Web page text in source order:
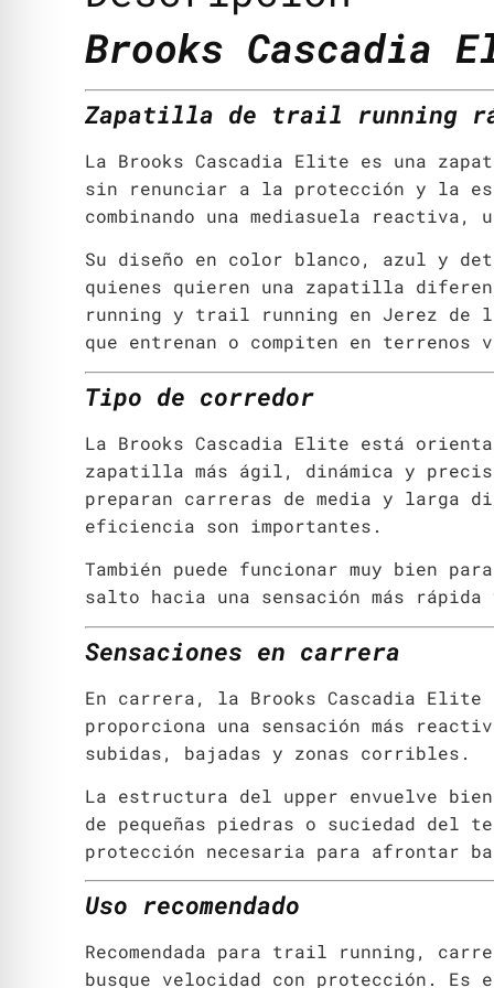
Brooks Cascadia
Zapatilla de trail running
La Brooks Cascadia Elite es una
sin renunciar a la protección y la
combinando una mediasuela
Su diseño en color blanco, azul y
quienes quieren una zapatilla
running y trail running en Jerez de
que entrenan o compiten en terrenos
Tipo de corredor
La Brooks Cascadia Elite está
zapatilla más ágil, dinámica y
preparan carreras de media y larga
eficiencia son importantes.
También puede funcionar muy bien
salto hacia una sensación más
Sensaciones en carrera
En carrera, la Brooks Cascadia Elite
proporciona una sensación más
subidas, bajadas y zonas corribles.
La estructura del upper envuelve
de pequeñas piedras o suciedad
protección necesaria para afrontar
Uso recomendado
Recomendada para trail running,
busque velocidad con protección. Es